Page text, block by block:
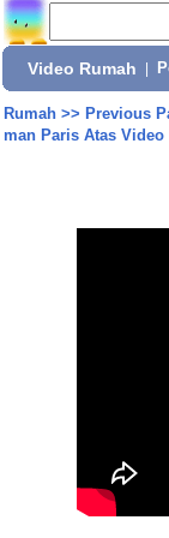
Video Rumah
Rumah>> Previous
man Paris Atas Video